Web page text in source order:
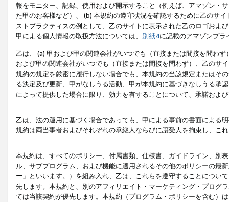
報をモニター、記録、使用および開示すること（例えば、アマゾン・
た甲のお客様など）、 (b) 本規約の遵守状況を確認するために乙のサ
ストプラクティスの例として、乙のサイトに表示された乙のロゴおよ
甲による個人情報の取扱方法については、 別紙4に記載のアマゾンプ
乙は、 (a) 甲および甲の関連会社がいつでも（直接または間接を問わ
および甲の関連会社がいつでも（直接または間接を問わず）、乙のサ
規約の規定を厳密に履行しない場合でも、本規約の当該規定またはそ
る決定及び更新、甲がなしうる活動、甲が本規約に基づきなしうる承
によって提供した場合に限り、効力を有することについて、承諾およ
乙は、法の運用に基づく場合であっても、甲による事前の書面による
規約は両当事者およびそれぞれの承継人ならびに譲受人を拘束し、こ
本規約は、すべてのポリシー、付属書類、仕様書、ガイドライン、別
ル、サブプログラム、および機能に適用されるその他のポリシーの最
ー 」といいます。）を組み入れ、乙は、これらを遵守することにつ
先します。本規約と、別のアフィリエイト・マーケティング・プログ
ては当該契約が優先します。本規約（プログラム・ポリシーを含む）